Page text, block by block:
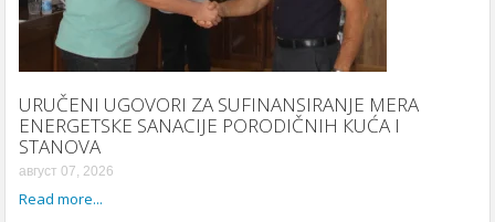
URUČENI UGOVORI ZA SUFINANSIRANJE MERA
ENERGETSКE SANACIJE PORODIČNIH КUĆA I
STANOVA
август 07, 2026
Read more...